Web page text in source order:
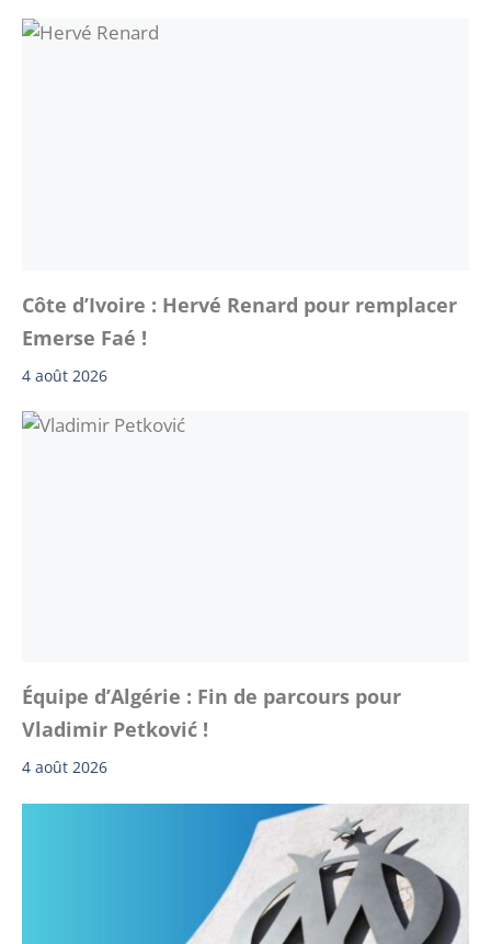
Côte d’Ivoire : Hervé Renard pour remplacer
Emerse Faé !
4 août 2026
Équipe d’Algérie : Fin de parcours pour
Vladimir Petković !
4 août 2026